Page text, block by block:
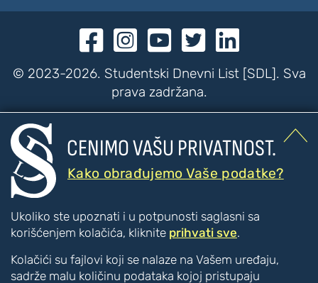
    
© 2023-2026. Studentski Dnevni List [SDL]. Sva
prava zadržana.

CENIMO VAŠU PRIVATNOST.
Kako obrađujemo Vaše podatke?
Ukoliko ste upoznati i u potpunosti saglasni sa
korišćenjem kolačića, kliknite prihvati sve.
Kolačići su fajlovi koji se nalaze na Vašem uređaju,
sadrže malu količinu podataka kojoj pristupaju

???PRISTUPAČNOST???
Poboljšanje čitljivosti
Veći tekst
Veći razmak između slova